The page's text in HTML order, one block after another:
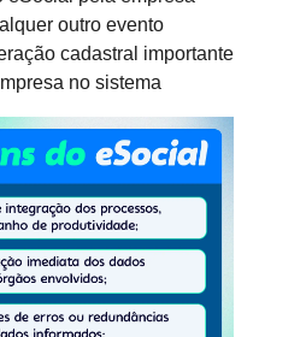
outro evento
cadastral importante
no sistema